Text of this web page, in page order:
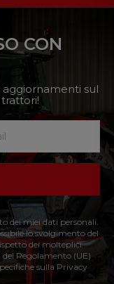
CON
sul
dei miei dati personali.
lo svolgimento del
dei molteplici
Regolamento (UE)
sulla Privacy